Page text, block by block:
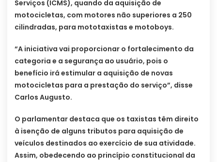
Serviços (ICMS), quando da aquisição de
motocicletas, com motores não superiores a 250
cilindradas, para mototaxistas e motoboys.
“A iniciativa vai proporcionar o fortalecimento da
categoria e a segurança ao usuário, pois o
benefício irá estimular a aquisição de novas
motocicletas para a prestação do serviço”, disse
Carlos Augusto.
O parlamentar destaca que os taxistas têm direito
à isenção de alguns tributos para aquisição de
veículos destinados ao exercício de sua atividade.
Assim, obedecendo ao princípio constitucional da